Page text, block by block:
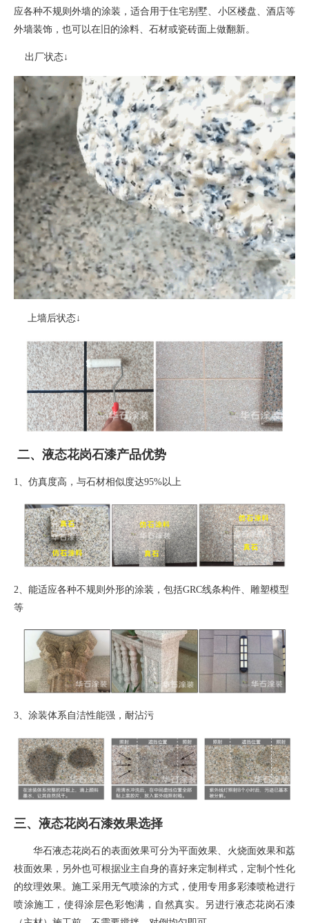
应各种不规则外墙的涂装 ， 适合用于住宅别墅、小区楼盘、酒店等
外墙装饰，也可以在旧的涂料、石材或瓷砖面上做翻新。
出厂状态↓
上墙后状态↓
二、液态花岗石漆产品优势
1、 仿真度高，与石材相似度达95%以上
2、 能适应各种不规则外形的涂装，包括GRC线条构件、雕塑模型
等
3、 涂装体系自洁性能强，耐沾污
三、液态花岗石漆效果选择
华石液态花岗石的表面效果可分为平面效果、火烧面效果和荔
枝面效果，另外也可根据业主自身的喜好来定制样式，定制个性化
的纹理效果。施工采用无气喷涂的方式，使用专用多彩漆喷枪进行
喷涂施工，使得涂层色彩饱满，自然真实。另进行液态花岗石漆